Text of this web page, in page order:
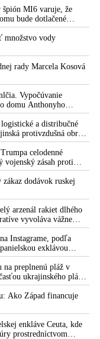
diktatúru
Karol
premiérovi
novinárske
spoločenského
názormi za
a umelci stavali
kultúry
špinavo útočili na
nič mimoriadne a
Bývalý šéf
štváč v službách
že páchateľ
a neborák, a hanba
na polícii dovolil
že jeho konanie
nekonal sám,
páchateľov, ktorí
predsedu
príspevky na
v čase,
zavraždiť Fica. Na
na Slovensku o
MI6 varuje, že
bude dotlačené
v roku 2022.
diplomatov,
Putin vraj bude
neskončí
množstvo vody
rady Marcela Kosová
Vypočúvanie
domu Anthonyho
médií ignorovala
a distribučné
protivzdušná obrana
a jeho okolie
celodenné
zásah proti
dodávok ruskej
arzenál rakiet dlhého
vyvoláva vážne
vypuknutia
Instagrame, podľa
exklávou
preplnenú pláž v
ukrajinského plánu,
po porážke
mori na iránsku loď
sa na pokyn svojich
Európu a ďalšie
Ako Západ financuje
enkláve Ceuta, kde
prostredníctvom